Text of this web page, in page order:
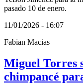
pasado 10 de enero.
11/01/2026 - 16:07
Fabian Macias
Miguel Torres
chimpancé